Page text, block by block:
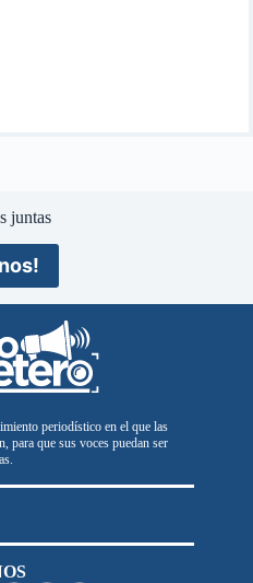
juntas
periodístico en el que las
para que sus voces puedan ser